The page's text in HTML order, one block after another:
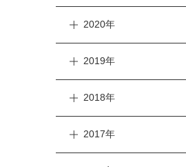
2020年
2019年
2018年
2017年